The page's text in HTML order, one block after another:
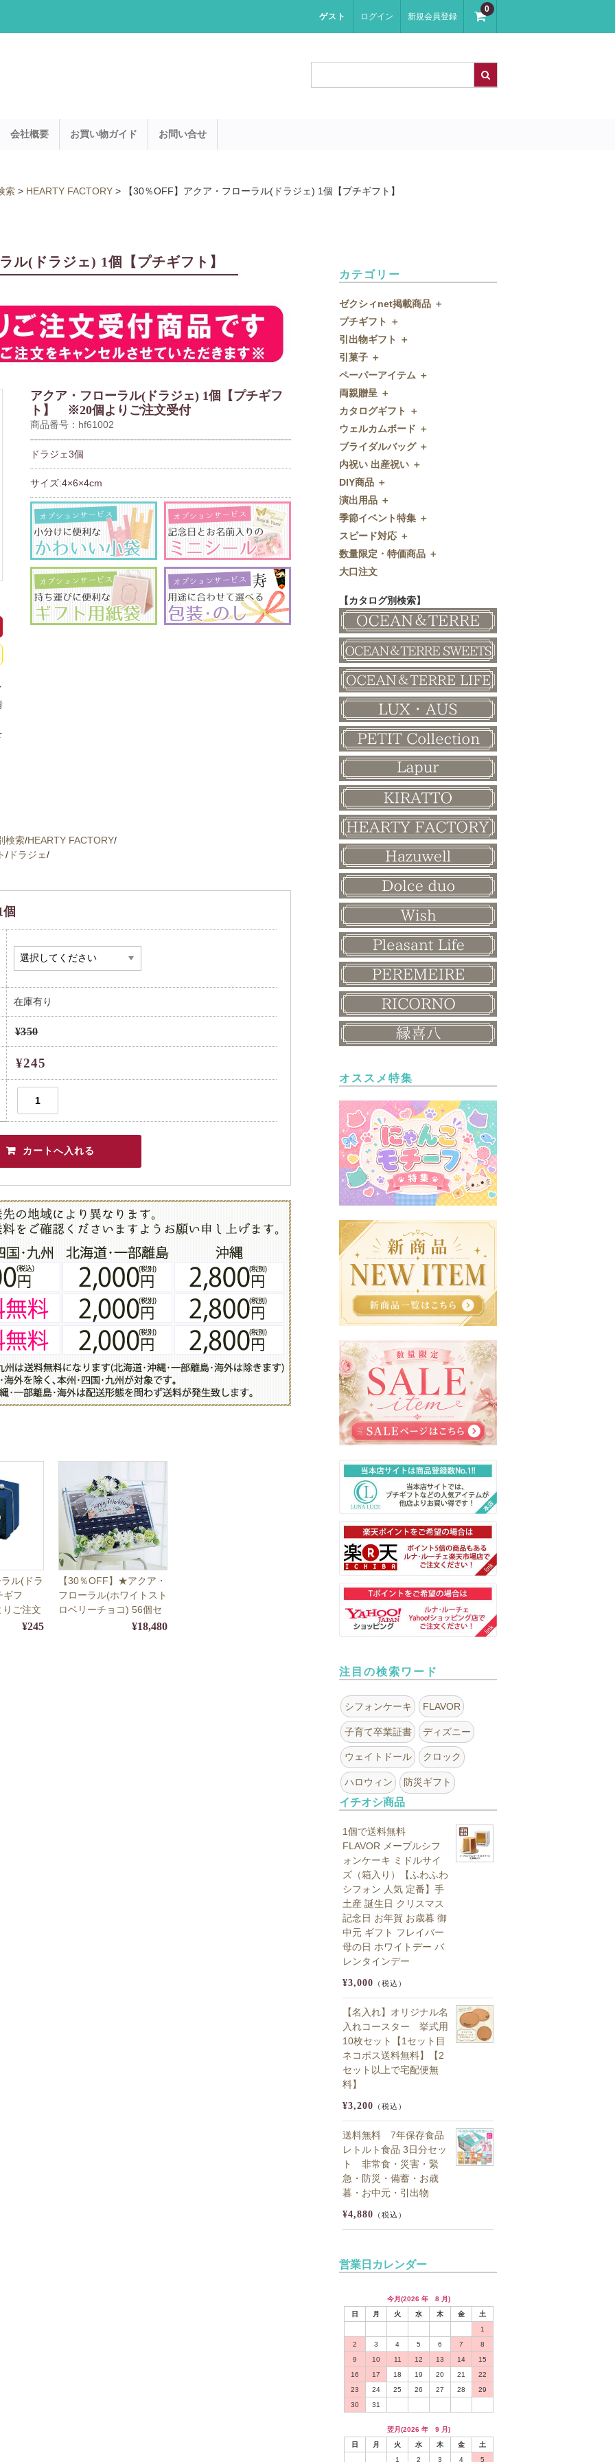
ゲスト ログイン 新規会員登録
0
会社概要 お買い物ガイド お問い合せ
索 > HEARTY FACTORY > 【30％OFF】アクア・フローラル(ドラジェ) 1個【プチギフト】
ル(ドラジェ) 1個【プチギフト】
アクア・フローラル(ドラジェ) 1個【プチギフ
ト】 ※20個よりご注文受付
商品番号：hf61002
ドラジェ3個
サイズ:4×6×4cm
検索/HEARTY FACTORY/
/ ドラジェ/
在庫有り
¥350
¥245
ル(ドラ
ギフ
ご注文
¥245
【30％OFF】★アクア・
フローラル(ホワイトスト
ロベリーチョコ) 56個セ
ット【ウェルカムプチギ
¥18,480
カテゴリー
ゼクシィnet掲載商品 ＋
ゼクシィnet掲載商品
プチギフト ＋
プチギフト
ウェルカムプチギフト
アメニティ
キャンディー・金平糖
クッキー
スプーン
チョコレート
ディズニー
ドラジェ
プチタオル
席札立て
耳かき＆ぺん
紅茶＆コーヒー
和風プチギフト
その他
引出物ギフト ＋
引出物ギフト
グラス
タオル・石鹸・名披露目
ディズニーギフト
今治タオル
引出物セット
和食器
名入れ贈呈品
特選ギフト
珈琲・紅茶
鰹節・フード
引菓子 ＋
引菓子
バウムクーヘン
洋菓子
和菓子
FLAVOR
ペーパーアイテム ＋
ペーパーアイテム
招待状
席次表
席札
付箋・メッセージカード
印刷代行
ディズニーシリーズ
両親贈呈 ＋
両親贈呈
ディズニーウェイトドール
ウェイトベア
子育て卒業証書
クロックギフト
カタログギフト ＋
カタログギフト
OCEAN&TERRE GOURMET
SHIKISAI ONE
Grace
ウェルカムボード ＋
ウェルカムボード
カラーステンドグラス調
ガラス
フラワータイプ
ペンダントクロック
ミラー
メッセージパズル
似顔絵
和風ボード
ブライダルバッグ ＋
ブライダルバッグ
内祝い 出産祝い ＋
内祝い 出産祝い
DIY商品 ＋
DIY商品
演出用品 ＋
演出用品
リングピロー
ブーケプルズ
結婚証明書
その他
季節イベント特集 ＋
季節イベント特集
サクラ
クローバー
クリスマス
バレンタイン
ホワイトデー
母の日
父の日
敬老の日
スピード対応 ＋
スピード対応
即日お急ぎ発送
数量限定・特価商品 ＋
数量限定・特価商品
大口注文
【カタログ別検索】
オススメ特集
注目の検索ワード
シフォンケーキ FLAVOR
子育て卒業証書 ディズニー
ウェイトドール クロック
ハロウィン 防災ギフト
イチオシ商品
1個で送料無料
FLAVOR メープルシフ
ォンケーキ ミドルサイ
ズ（箱入り）【ふわふわ
シフォン 人気 定番】手
土産 誕生日 クリスマス
記念日 お年賀 お歳暮 御
中元 ギフト フレイバー
母の日 ホワイトデー バ
レンタインデー
¥3,000 （税込）
【名入れ】オリジナル名
入れコースター 挙式用
10枚セット【1セット目
ネコポス送料無料】【2
セット以上で宅配便無
料】
¥3,200 （税込）
送料無料 7年保存食品
レトルト食品 3日分セッ
ト 非常食・災害・緊
急・防災・備蓄・お歳
暮・お中元・引出物
¥4,880 （税込）
営業日カレンダー
今月(2026 年 8 月)
日
月 火 水 木 金
土
1
2
3 4 5 6 7
8
9
10 11 12 13 14
15
16
17 18 19 20 21
22
23
24 25 26 27 28
29
30
31
翌月(2026 年 9 月)
日
月 火 水 木 金
土
1
2 3 4 5